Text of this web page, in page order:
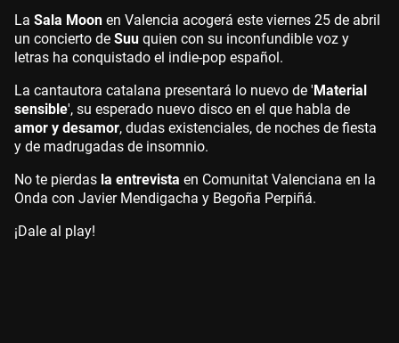
La Sala Moon en Valencia acogerá este viernes 25 de abril
un concierto de Suu quien con su inconfundible voz y
letras ha conquistado el indie-pop español.
La cantautora catalana presentará lo nuevo de 'Material
sensible', su esperado nuevo disco en el que habla de
amor y desamor, dudas existenciales, de noches de fiesta
y de madrugadas de insomnio.
No te pierdas la entrevista en Comunitat Valenciana en la
Onda con Javier Mendigacha y Begoña Perpiñá.
¡Dale al play!